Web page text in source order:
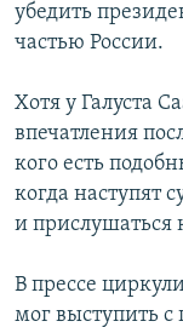
убедить
частью России.
Хотя у Галуста
впечатления
кого есть
когда наступят
и прислушаться
В прессе
мог выступить